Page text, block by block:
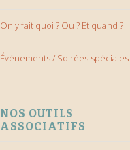
On y fait quoi ? Ou ? Et quand ?
Événements / Soirées spéciales
NOS OUTILS
ASSOCIATIFS